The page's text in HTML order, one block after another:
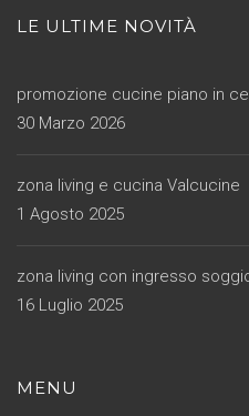
LE ULTIME NOVITÀ
promozione cucine piano in
30 Marzo 2026
zona living e cucina Valcucine
1 Agosto 2025
zona living con ingresso
16 Luglio 2025
MENU